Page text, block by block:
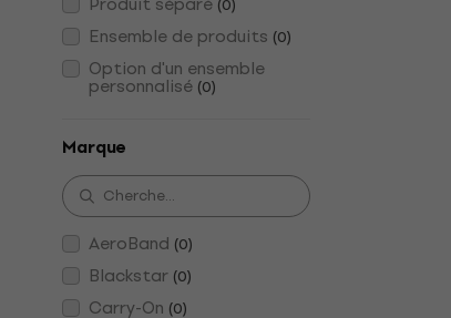
Ensemble de produits (0)
Option d'un ensemble
personnalisé (0)
Marque
AeroBand (0)
Blackstar (0)
Carry-On (0)